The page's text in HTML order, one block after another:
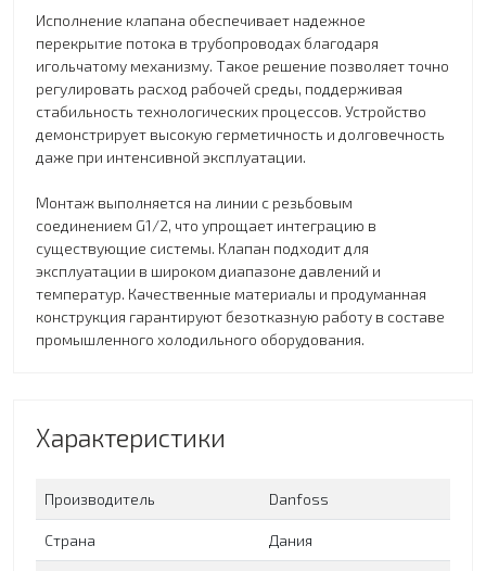
Исполнение клапана обеспечивает надежное
перекрытие потока в трубопроводах благодаря
игольчатому механизму. Такое решение позволяет точно
регулировать расход рабочей среды, поддерживая
стабильность технологических процессов. Устройство
демонстрирует высокую герметичность и долговечность
даже при интенсивной эксплуатации.
Монтаж выполняется на линии с резьбовым
соединением G1/2, что упрощает интеграцию в
существующие системы. Клапан подходит для
эксплуатации в широком диапазоне давлений и
температур. Качественные материалы и продуманная
конструкция гарантируют безотказную работу в составе
промышленного холодильного оборудования.
Характеристики
Производитель Danfoss
Страна Дания